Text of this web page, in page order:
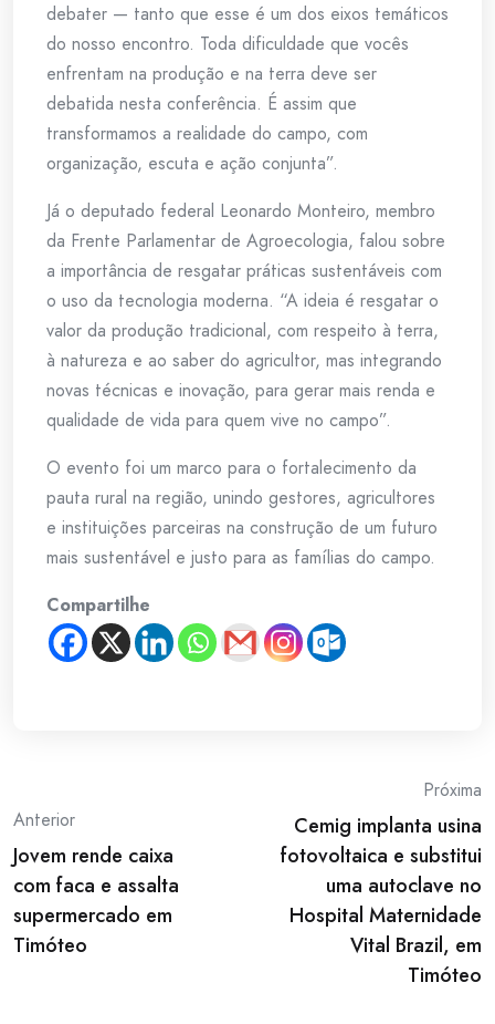
debater — tanto que esse é um dos eixos temáticos
do nosso encontro. Toda dificuldade que vocês
enfrentam na produção e na terra deve ser
debatida nesta conferência. É assim que
transformamos a realidade do campo, com
organização, escuta e ação conjunta”.
Já o deputado federal Leonardo Monteiro, membro
da Frente Parlamentar de Agroecologia, falou sobre
a importância de resgatar práticas sustentáveis com
o uso da tecnologia moderna. “A ideia é resgatar o
valor da produção tradicional, com respeito à terra,
à natureza e ao saber do agricultor, mas integrando
novas técnicas e inovação, para gerar mais renda e
qualidade de vida para quem vive no campo”.
O evento foi um marco para o fortalecimento da
pauta rural na região, unindo gestores, agricultores
e instituições parceiras na construção de um futuro
mais sustentável e justo para as famílias do campo.
Compartilhe
Post
navigation
Anterior
Jovem rende caixa
com faca e assalta
supermercado em
Timóteo
Próxima
Cemig implanta usina
fotovoltaica e substitui
uma autoclave no
Hospital Maternidade
Vital Brazil, em
Timóteo